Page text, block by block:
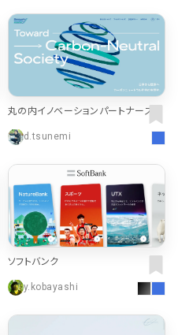
丸の内イノベーションパートナーズ株
d.tsunemi
ソフトバンク
y.kobayashi